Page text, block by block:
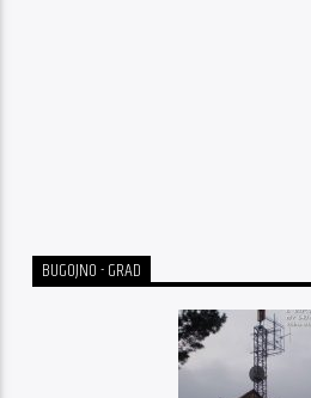
BUGOJNO - GRAD